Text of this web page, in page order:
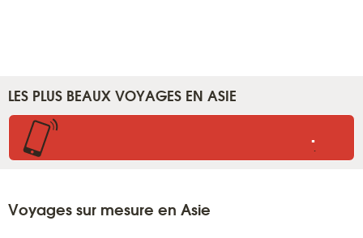
LES PLUS BEAUX VOYAGES EN ASIE
..
Voyages sur mesure en Asie